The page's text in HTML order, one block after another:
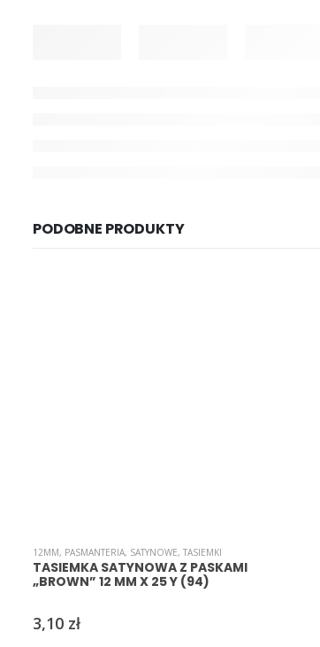
PODOBNE PRODUKTY
12MM, PASMANTERIA, SATYNOWE, TASIEMKI
TASIEMKA SATYNOWA Z PASKAMI
„BROWN” 12 MM X 25 Y (94)
3,10 zł